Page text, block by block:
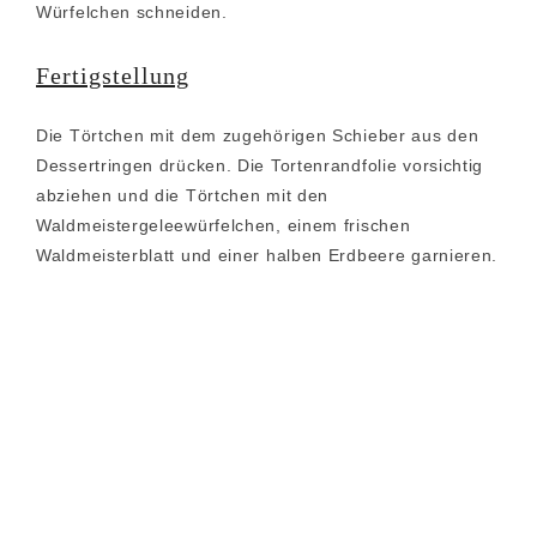
Würfelchen schneiden.
Fertigstellung
Die Törtchen mit dem zugehörigen Schieber aus den
Dessertringen drücken. Die Tortenrandfolie vorsichtig
abziehen und die Törtchen mit den
Waldmeistergeleewürfelchen, einem frischen
Waldmeisterblatt und einer halben Erdbeere garnieren.